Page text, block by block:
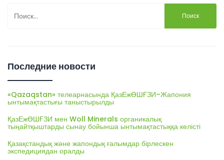
Последние новости
«Qazaqstan» телеарнасында ҚазЕжӨШҒЗИ–Жапония
ынтымақтастығы таныстырылды
ҚазЕжӨШҒЗИ мен Woll Minerals органикалық
тыңайтқыштарды сынау бойынша ынтымақтастыққа келісті
Қазақстандық және жапондық ғалымдар бірлескен
экспедициядан оралды